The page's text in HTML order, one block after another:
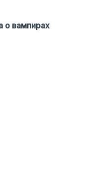
о вампирах